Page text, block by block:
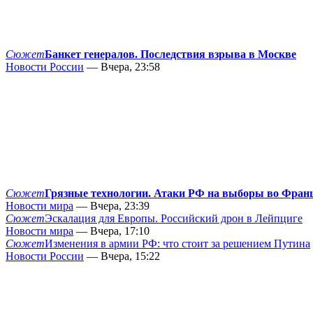
СюжетБанкет генералов. Последствия взрыва в Москве
Новости России — Вчера, 23:58
СюжетГрязные технологии. Атаки РФ на выборы во
Новости мира — Вчера, 23:39
СюжетЭскалация для Европы. Российский дрон в Лейпциге
Новости мира — Вчера, 17:10
СюжетИзменения в армии РФ: что стоит за решением Путина
Новости России — Вчера, 15:22